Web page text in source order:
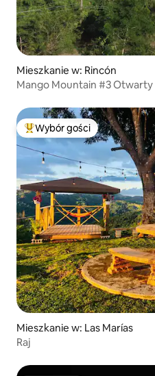
Mieszkanie w: Rincón
Mango Mountain #3
Najpopularniejsze z
Wybór gości
Mieszkanie w: Las Marías
Raj